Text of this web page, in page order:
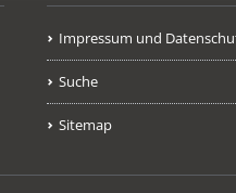
Impressum und
Suche
Sitemap